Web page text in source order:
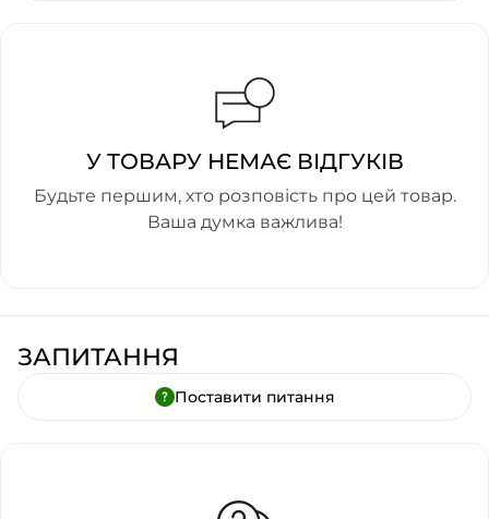
У ТОВАРУ НЕМАЄ ВІДГУКІВ
Будьте першим, хто розповість про цей товар.
Ваша думка важлива!
ЗАПИТАННЯ
Поставити питання